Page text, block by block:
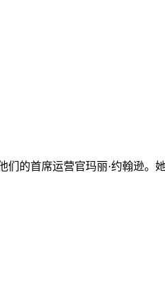
们的首席运营官玛丽·约翰逊